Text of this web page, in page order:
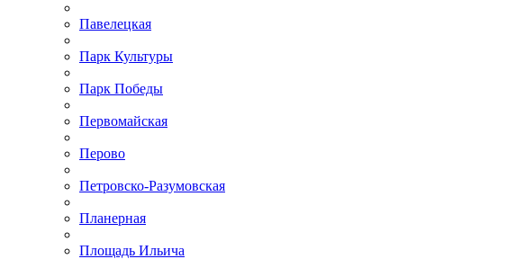
Павелецкая
Парк Культуры
Парк Победы
Первомайская
Перово
Петровско-Разумовская
Планерная
Площадь Ильича